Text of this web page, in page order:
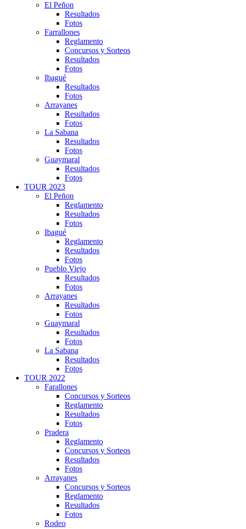
El Peñon
Resultados
Fotos
Farrallones
Reglamento
Concursos y Sorteos
Resultados
Fotos
Ibagué
Resultados
Fotos
Arrayanes
Resultados
Fotos
La Sabana
Resultados
Fotos
Guaymaral
Resultados
Fotos
TOUR 2023
El Peñon
Reglamento
Resultados
Fotos
Ibagué
Reglamento
Resultados
Fotos
Pueblo Viejo
Resultados
Fotos
Arrayanes
Resultados
Fotos
Guaymaral
Resultados
Fotos
La Sabana
Resultados
Fotos
TOUR 2022
Farallones
Concursos y Sorteos
Reglamento
Resultados
Fotos
Pradera
Reglamento
Concursos y Sorteos
Resultados
Fotos
Arrayanes
Concursos y Sorteos
Reglamento
Resultados
Fotos
Rodeo